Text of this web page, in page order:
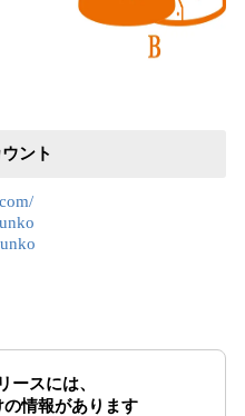
ント
ースには、
情報があります